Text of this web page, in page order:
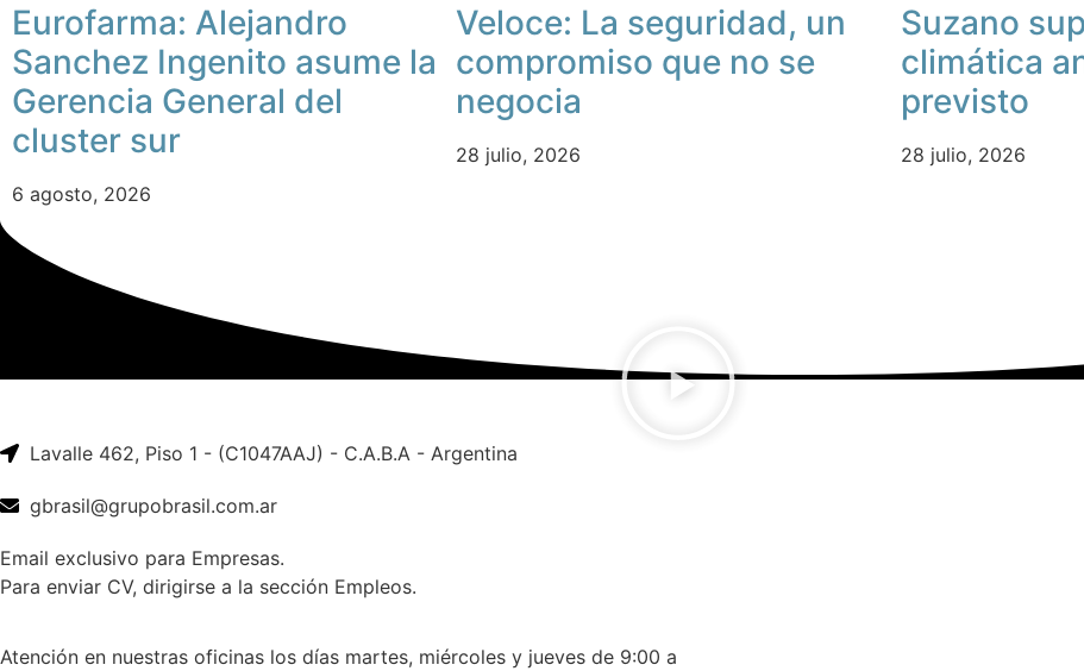
Eurofarma: Alejandro
Sanchez Ingenito asume la
Gerencia General del
cluster sur
6 agosto, 2026
Veloce: La seguridad, un
compromiso que no se
negocia
28 julio, 2026
Suzano
climática
previsto
28 julio, 2026
Lavalle 462, Piso 1 - (C1047AAJ) - C.A.B.A - Argentina
gbrasil@grupobrasil.com.ar
Email exclusivo para Empresas.
Para enviar CV, dirigirse a la sección Empleos.
Atención en nuestras oficinas los días martes, miércoles y jueves de 9:00 a